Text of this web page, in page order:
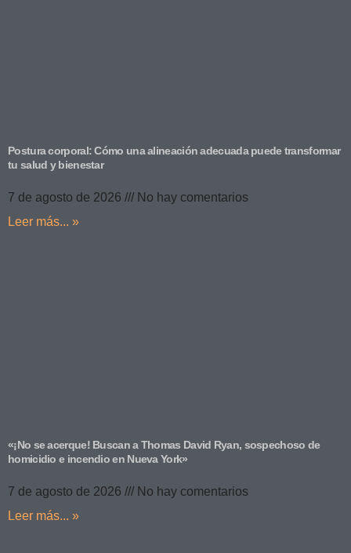
Postura corporal: Cómo una alineación adecuada puede transformar
tu salud y bienestar
7 de agosto de 2026
No hay comentarios
Leer más... »
«¡No se acerque! Buscan a Thomas David Ryan, sospechoso de
homicidio e incendio en Nueva York»
7 de agosto de 2026
No hay comentarios
Leer más... »